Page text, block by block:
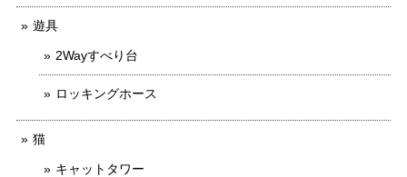
遊具
2Wayすべり台
ロッキングホース
猫
キャットタワー